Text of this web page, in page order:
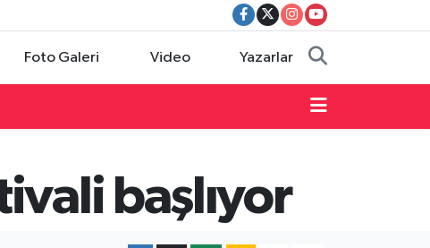
Foto Galeri Video Yazarlar
başlıyor